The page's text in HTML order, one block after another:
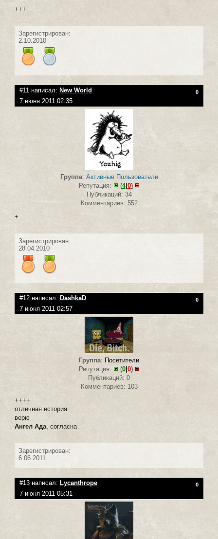
+++
Зарегистрирован:
2.10.2010
#11 написал: New World 0
7 июня 2011 02:35
Группа: Активные Пользователи
Репутация:
(4| 0)
Публикаций: 34
Комментариев: 552
+
Зарегистрирован:
28.04.2010
#12 написал: DashkaD 0
7 июня 2011 02:57
Группа: Посетители
Репутация:
(0| 0)
Публикаций: 0
Комментариев: 103
++++
отличная история
верю
Ангел Ада, согласна
Зарегистрирован:
6.06.2011
#13 написал: Lycanthrope 0
7 июня 2011 05:31